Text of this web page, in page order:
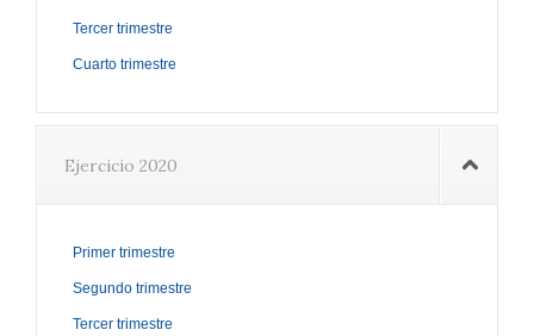
Tercer trimestre
Cuarto trimestre
Ejercicio 2020
Primer trimestre
Segundo trimestre
Tercer trimestre